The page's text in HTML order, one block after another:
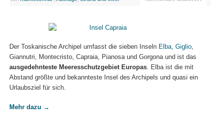
Der Toskanische Archipel umfasst die sieben Inseln Elba, Giglio,
Giannutri, Montecristo, Capraia, Pianosa und Gorgona und ist das
ausgedehnteste Meeresschutzgebiet Europas. Elba ist die mit
Abstand größte und bekannteste Insel des Archipels und quasi ein
Urlaubsziel für sich.
Mehr dazu →